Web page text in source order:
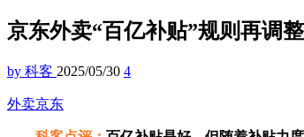
京东外卖“百亿补贴”规则再调
by 科客 2025/05/30 4
外卖京东